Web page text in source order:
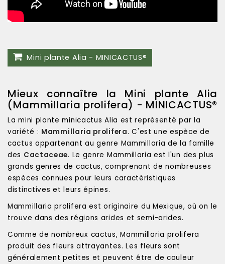
Mini plante Alia - MINICACTUS®
Mieux connaître la Mini plante Alia
(Mammillaria prolifera) - MINICACTUS®
La mini plante minicactus Alia est représenté par la
variété : Mammillaria prolifera. C'est une espèce de
cactus appartenant au genre Mammillaria de la famille
des Cactaceae. Le genre Mammillaria est l'un des plus
grands genres de cactus, comprenant de nombreuses
espèces connues pour leurs caractéristiques
distinctives et leurs épines.
Mammillaria prolifera est originaire du Mexique, où on le
trouve dans des régions arides et semi-arides.
Comme de nombreux cactus, Mammillaria prolifera
produit des fleurs attrayantes. Les fleurs sont
généralement petites et peuvent être de couleur